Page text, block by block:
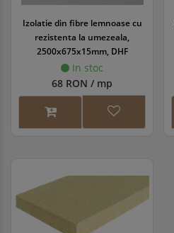
Izolatie din fibre lemnoase cu
rezistenta la umezeala,
2500x675x15mm, DHF
In stoc
68 RON / mp